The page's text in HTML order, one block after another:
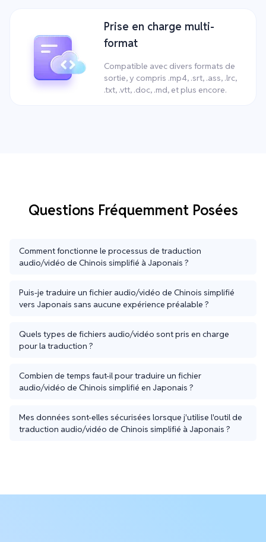
Prise en charge multi-
format
Compatible avec divers formats de
sortie, y compris .mp4, .srt, .ass, .lrc,
.txt, .vtt, .doc, .md, et plus encore.
Questions Fréquemment Posées
Comment fonctionne le processus de traduction
audio/vidéo de Chinois simplifié à Japonais ?
Puis-je traduire un fichier audio/vidéo de Chinois simplifié
vers Japonais sans aucune expérience préalable ?
Quels types de fichiers audio/vidéo sont pris en charge
pour la traduction ?
Combien de temps faut-il pour traduire un fichier
audio/vidéo de Chinois simplifié en Japonais ?
Mes données sont-elles sécurisées lorsque j'utilise l'outil de
traduction audio/vidéo de Chinois simplifié à Japonais ?